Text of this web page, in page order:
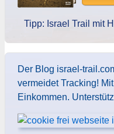
Tipp: Israel Trail mit
Der Blog israel-
vermeidet Tracking!
Einkommen.